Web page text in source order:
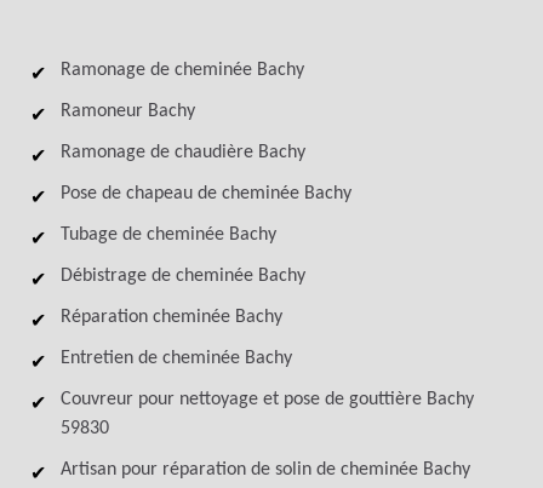
Ramonage de cheminée Bachy
Ramoneur Bachy
Ramonage de chaudière Bachy
Pose de chapeau de cheminée Bachy
Tubage de cheminée Bachy
Débistrage de cheminée Bachy
Réparation cheminée Bachy
Entretien de cheminée Bachy
Couvreur pour nettoyage et pose de gouttière Bachy
59830
Artisan pour réparation de solin de cheminée Bachy